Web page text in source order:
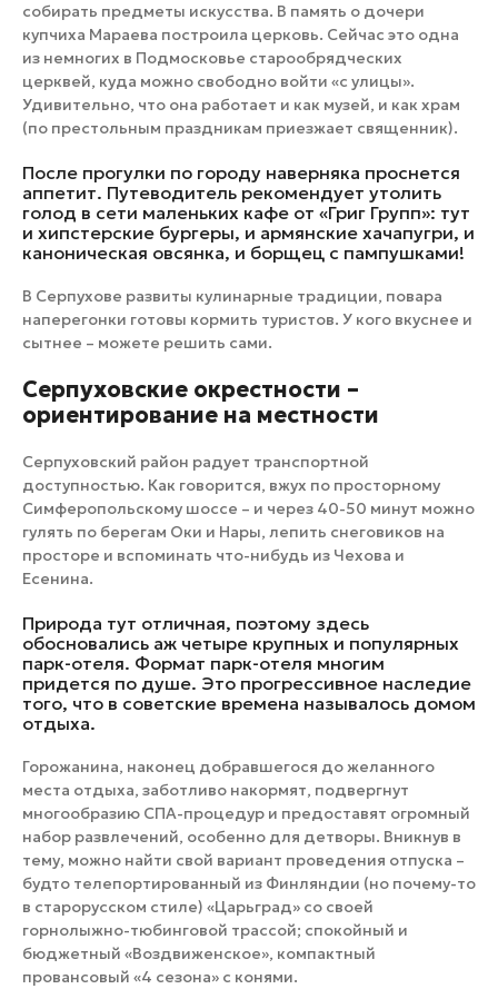
собирать предметы искусства. В память о дочери
купчиха Мараева построила церковь. Сейчас это одна
из немногих в Подмосковье старообрядческих
церквей, куда можно свободно войти «с улицы».
Удивительно, что она работает и как музей, и как храм
(по престольным праздникам приезжает священник).
После прогулки по городу наверняка проснется
аппетит. Путеводитель рекомендует утолить
голод в сети маленьких кафе от «Григ Групп»: тут
и хипстерские бургеры, и армянские хачапугри, и
каноническая овсянка, и борщец с пампушками!
В Серпухове развиты кулинарные традиции, повара
наперегонки готовы кормить туристов. У кого вкуснее и
сытнее – можете решить сами.
Серпуховские окрестности –
ориентирование на местности
Серпуховский район радует транспортной
доступностью. Как говорится, вжух по просторному
Симферопольскому шоссе – и через 40-50 минут можно
гулять по берегам Оки и Нары, лепить снеговиков на
просторе и вспоминать что-нибудь из Чехова и
Есенина.
Природа тут отличная, поэтому здесь
обосновались аж четыре крупных и популярных
парк-отеля. Формат парк-отеля многим
придется по душе. Это прогрессивное наследие
того, что в советские времена называлось домом
отдыха.
Горожанина, наконец добравшегося до желанного
места отдыха, заботливо накормят, подвергнут
многообразию СПА-процедур и предоставят огромный
набор развлечений, особенно для детворы. Вникнув в
тему, можно найти свой вариант проведения отпуска –
будто телепортированный из Финляндии (но почему-то
в старорусском стиле) «Царьград» со своей
горнолыжно-тюбинговой трассой; спокойный и
бюджетный «Воздвиженское», компактный
провансовый «4 сезона» с конями.